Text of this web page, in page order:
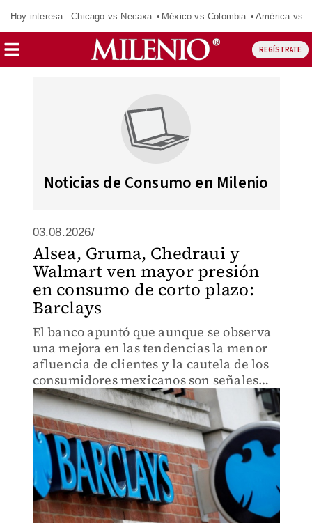
Hoy interesa: Chicago vs Necaxa México vs Colombia América vs
REGÍSTRATE
Noticias de Consumo en Milenio
03.08.2026/
Alsea, Gruma, Chedraui y
Walmart ven mayor presión
en consumo de corto plazo:
Barclays
El banco apuntó que aunque se observa
una mejora en las tendencias la menor
afluencia de clientes y la cautela de los
consumidores mexicanos son señales
poco alentadoras.